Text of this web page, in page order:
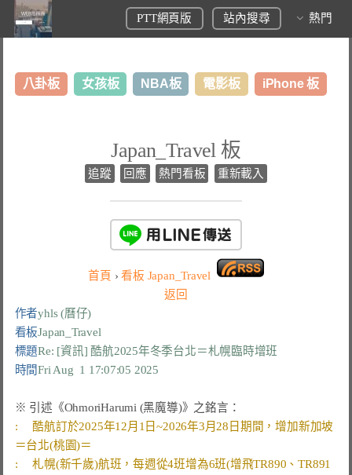
PTT網頁版 站內搜尋 熱門
八卦板 女孩板 NBA板 電影板 iPhone 板
Japan_Travel 板
追蹤 回應 熱門看板 重新載入
首頁 › 看板 Japan_Travel
返回
作者yhls (曆仔)
看板Japan_Travel
標題Re: [資訊] 酷航2025年冬季台北＝札幌臨時增班
時間Fri Aug  1 17:07:05 2025
:     酷航訂於2025年12月1日~2026年3月28日期間，增加新加坡
:     札幌(新千歲)航班，每週從4班增為6班(增飛TR890、TR891